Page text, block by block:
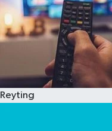
Reyting